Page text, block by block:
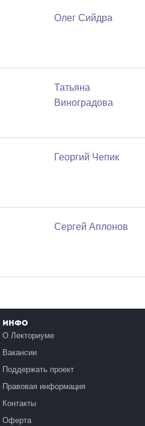
Олег Сийдра
Татьяна
Виноградова
Георгий Чепик
Сергей Аплонов
Инфо
О Лекториуме
Вакансии
Поддержать проект
Правовая информация
Контакты
Оферта